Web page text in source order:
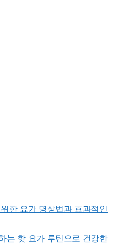
한 요가 명상법과 효과적인
는 핫 요가 루틴으로 건강한